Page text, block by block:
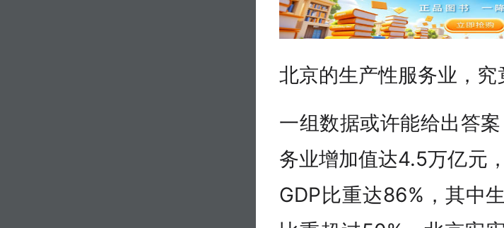
北京的生产性服务业，究
一组数据或许能给出答
务业增加值达4.5万亿元
GDP比重达86%，其中